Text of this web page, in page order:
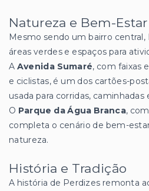
Natureza e Bem-Estar
Mesmo sendo um bairro
áreas verdes e espaços para
A Avenida Sumaré, com faixas
e ciclistas, é um dos cartões-
usada para corridas, caminhadas
O Parque da Água Branca,
completa o cenário de bem-
natureza.
História e Tradição
A história de Perdizes remonta